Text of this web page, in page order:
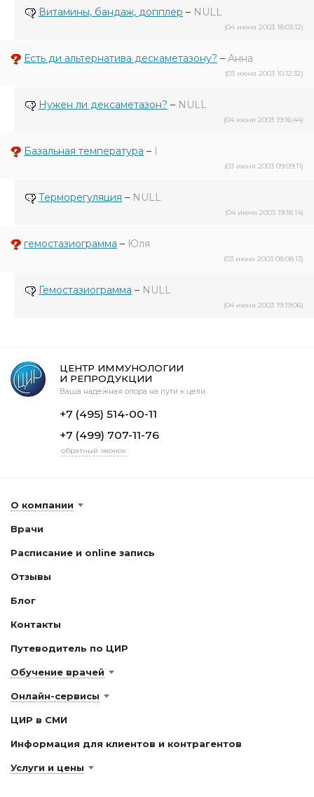
Витамины, бандаж, допплер – NULL
(04 июня 2003 18:03:12)
Есть ди альтернатива дескаметазону? – Анна
(03 июня 2003 10:12:32)
Нужен ли дексаметазон? – NULL
(04 июня 2003 19:16:44)
Базальная температура – I
(03 июня 2003 09:09:11)
Терморегуляция – NULL
(04 июня 2003 19:18:14)
гемостазиограмма – Юля
(03 июня 2003 08:08:13)
Гемостазиограмма – NULL
(04 июня 2003 19:19:06)
ЦЕНТР ИММУНОЛОГИИ
И РЕПРОДУКЦИИ
Ваша надежная опора на пути к цели
+7 (495) 514-00-11
+7 (499) 707-11-76
обратный звонок
О компании
Врачи
Расписание и online запись
Отзывы
Блог
Контакты
Путеводитель по ЦИР
Обучение врачей
Онлайн-сервисы
ЦИР в СМИ
Информация для клиентов и контрагентов
Услуги и цены